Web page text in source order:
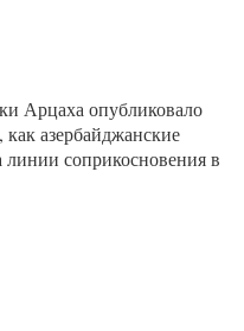
Арцаха опубликовало
азербайджанские
соприкосновения в